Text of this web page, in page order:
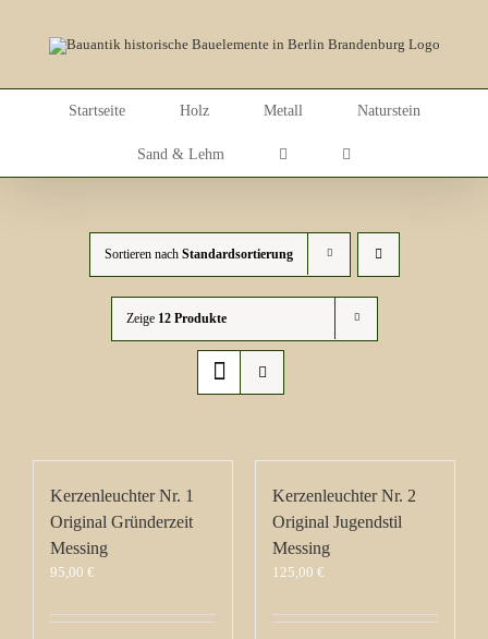
Startseite Holz Metall Naturstein
Sand & Lehm
Sortieren nach Standardsortierung
Zeige 12 Produkte
Kerzenleuchter Nr. 1
Original Gründerzeit
Messing
95,00 €
Kerzenleuchter Nr. 2
Original Jugendstil
Messing
125,00 €